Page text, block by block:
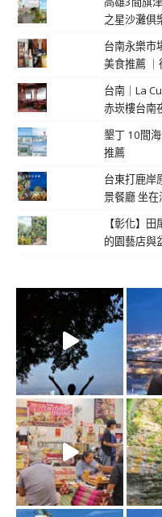
之星沙灘俱
台南永樂市
美食推薦
台南｜La
赤崁樓台南
墾丁 10間
推薦
台東打鹿岸
景餐廳 坐
【彰化】
的園藝店與